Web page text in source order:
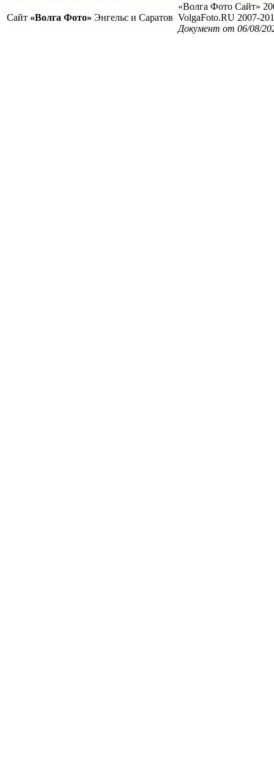
Сайт «Волга Фото» Энгельс и Саратов
«Волга Фото Сайт»
VolgaFoto.RU 2007-
Документ от 06/08/